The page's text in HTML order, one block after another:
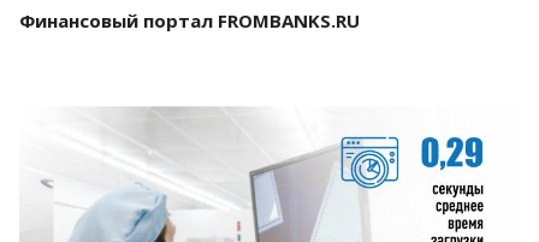
Финансовый портал FROMBANKS.RU